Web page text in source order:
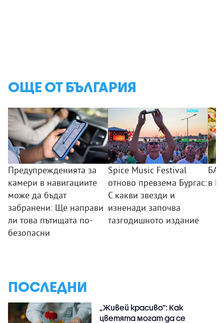
ОЩЕ ОТ БЪЛГАРИЯ
Предупрежденията за
камери в навигациите
може да бъдат
забранени: Ще направи
ли това пътищата по-
безопасни
Spice Music Festival
отново превзема Бургас:
С какви звезди и
изненади започва
тазгодишното издание
в
ПОСЛЕДНИ
„Живей красиво”: Как
цветята могат да се